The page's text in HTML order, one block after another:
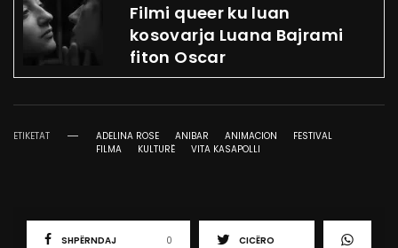
Filmi queer ku luan
kosovarja Luana Bajrami
fiton Oscar
ETIKETAT ADELINA ROSE ANIBAR ANIMACION
FESTIVAL
FILMA
KULTURË VITA KASAPOLLI
SHPËRNDAJ 0 CICËRO